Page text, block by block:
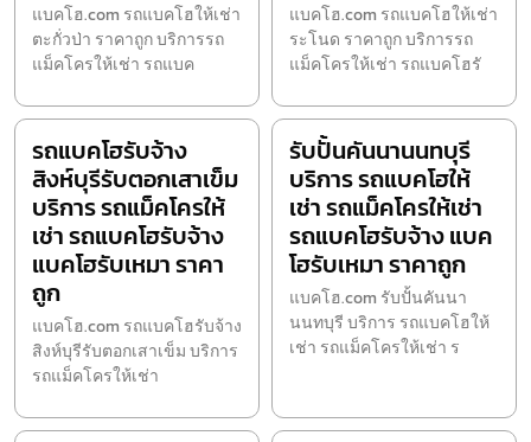
แบคโฮ.com รถแบคโฮให้เช่า
ตะกั่วป่า ราคาถูก บริการรถ
แม็คโครให้เช่า รถแบค
แบคโฮ.com รถแบคโฮให้เช่า
ระโนด ราคาถูก บริการรถ
แม็คโครให้เช่า รถแบคโฮรั
รถแบคโฮรับจ้าง
สิงห์บุรีรับตอกเสาเข็ม
บริการ รถแม็คโครให้
เช่า รถแบคโฮรับจ้าง
แบคโฮรับเหมา ราคา
ถูก
แบคโฮ.com รถแบคโฮรับจ้าง
สิงห์บุรีรับตอกเสาเข็ม บริการ
รถแม็คโครให้เช่า
รับปั้นคันนานนทบุรี
บริการ รถแบคโฮให้
เช่า รถแม็คโครให้เช่า
รถแบคโฮรับจ้าง แบค
โฮรับเหมา ราคาถูก
แบคโฮ.com รับปั้นคันนา
นนทบุรี บริการ รถแบคโฮให้
เช่า รถแม็คโครให้เช่า ร